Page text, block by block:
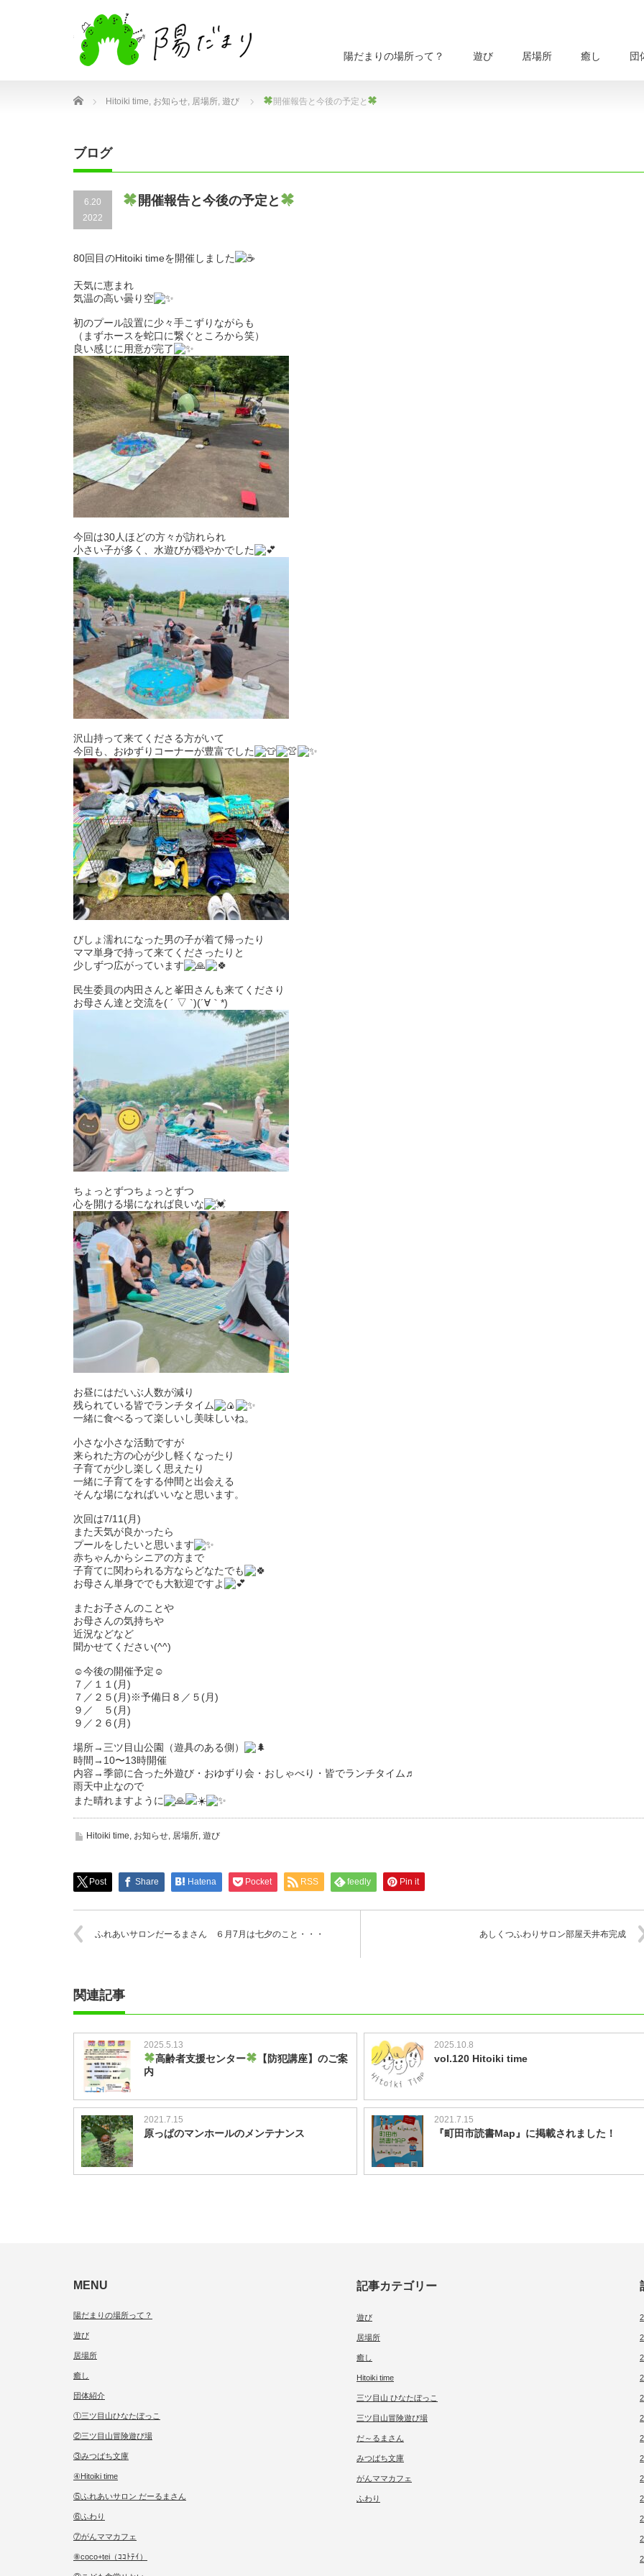
陽だまりの場所って？ 遊び 居場所 癒し 団
Home Hitoiki time, お知らせ, 居場所, 遊び 開催報告と今後の予定と
ブログ
6.20
2022
開催報告と今後の予定と
80回目のHitoiki timeを開催しました
天気に恵まれ
気温の高い曇り空
初のプール設置に少々手こずりながらも
（まずホースを蛇口に繋ぐところから笑）
良い感じに用意が完了
今回は30人ほどの方々が訪れられ
小さい子が多く、水遊びが穏やかでした
沢山持って来てくださる方がいて
今回も、おゆずりコーナーが豊富でした
びしょ濡れになった男の子が着て帰ったり
ママ単身で持って来てくださったりと
少しずつ広がっています
民生委員の内田さんと峯田さんも来てくださり
お母さん達と交流を( ´ ▽ `)(´∀｀*)
ちょっとずつちょっとずつ
心を開ける場になれば良いな
お昼にはだいぶ人数が減り
残られている皆でランチタイム
一緒に食べるって楽しいし美味しいね。
小さな小さな活動ですが
来られた方の心が少し軽くなったり
子育てが少し楽しく思えたり
一緒に子育てをする仲間と出会える
そんな場になればいいなと思います。
次回は7/11(月)
また天気が良かったら
プールをしたいと思います
赤ちゃんからシニアの方まで
子育てに関わられる方ならどなたでも
お母さん単身ででも大歓迎ですよ
またお子さんのことや
お母さんの気持ちや
近況などなど
聞かせてください(^^)
☺︎今後の開催予定 ☺︎
７／１１(月)
７／２５(月)※予備日８／５(月)
９／ ５(月)
９／２６(月)
場所→三ツ目山公園（遊具のある側）
時間→10〜13時開催
内容→季節に合った外遊び・おゆずり会・おしゃべり・皆でランチタイム♬
雨天中止なので
また晴れますように
Hitoiki time, お知らせ, 居場所, 遊び
Post Share Hatena Pocket RSS feedly Pin it
ふれあいサロンだーるまさん ６月7月は七夕のこと・・・ あしくつふわりサロン部屋天井布完成
関連記事
2025.5.13
高齢者支援センター
【防犯講座】のご案
内
2025.10.8
vol.120 Hitoiki time
2021.7.15
原っぱのマンホールのメンテナンス
2021.7.15
『町田市読書Map』に掲載されました！
MENU
陽だまりの場所って？
遊び
居場所
癒し
団体紹介
①三ツ目山ひなたぼっこ
②三ツ目山冒険遊び場
③みつばち文庫
④Hitoiki time
⑤ふれあいサロン だーるまさん
⑥ふわり
⑦がんママカフェ
⑧coco+tei（ｺｺﾄﾃｲ）
記事カテゴリー
遊び
居場所
癒し
Hitoiki time
三ツ目山 ひなたぼっこ
三ツ目山冒険遊び場
だ～るまさん
みつばち文庫
がんママカフェ
ふわり